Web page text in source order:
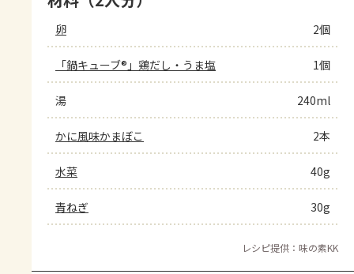
卵 2個
「鍋キューブ®」鶏だし・うま塩 1個
湯 240ml
かに風味かまぼこ 2本
水菜 40g
青ねぎ 30g
レシピ提供：味の素KK